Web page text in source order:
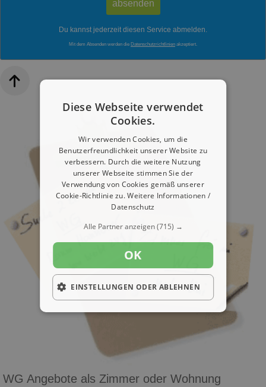
Du kannst jederzeit diesen Service abmelden.
Mit dem Absenden werden die Datenschutzrichtlinien akzeptiert.
WG Angebote als Zimmer oder Wohnung
Diese Webseite verwendet
Cookies.
Wir verwenden Cookies, um die
Benutzerfreundlichkeit unserer Website zu
verbessern. Durch die weitere Nutzung
unserer Webseite stimmen Sie der
Verwendung von Cookies gemäß unserer
Cookie-Richtlinie zu.Weitere Informationen /
Datenschutz
Alle Partner anzeigen(715) →
OK
EINSTELLUNGEN ODER ABLEHNEN